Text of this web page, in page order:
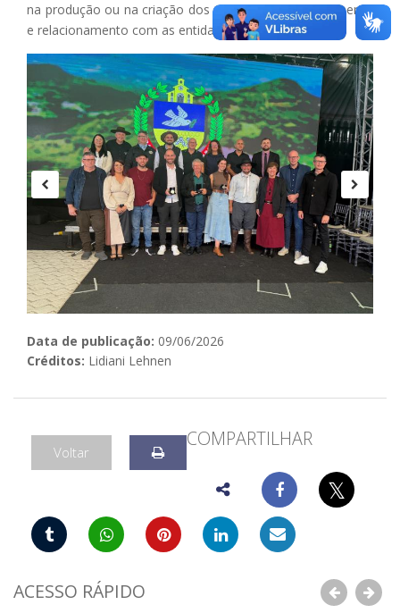
na produção ou na criação dos animais, pelo envolvimento
e relacionamento com as entidades de classe.
Data de publicação: 09/06/2026
Créditos: Lidiani Lehnen
Voltar
COMPARTILHAR
𝕏
ACESSO RÁPIDO Anterior